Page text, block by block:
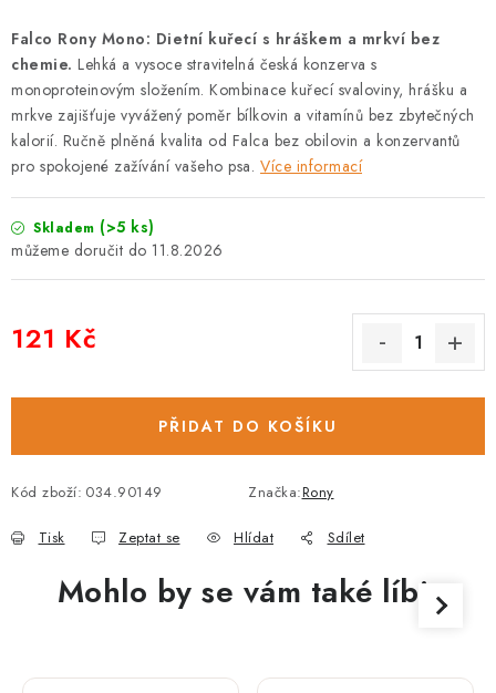
Podmínky ochrany osobních údajů
Zásady použivání souboru cookies
Hodnocení obchodu
FAQ
Falco Rony Mono: Dietní kuřecí s hráškem a mrkví bez
chemie. Lehká a vysoce stravitelná česká konzerva s
monoproteinovým složením. Kombinace kuřecí svaloviny, hrášku a
mrkve zajišťuje vyvážený poměr bílkovin a vitamínů bez zbytečných
kalorií. Ručně plněná kvalita od Falca bez obilovin a konzervantů
pro spokojené zažívání vašeho psa. Více informací
Skladem (>5 ks)
11.8.2026
121 Kč
PŘIDAT DO KOŠÍKU
Kód zboží: 034.90149 Značka:Rony
Tisk Zeptat se Hlídat Sdílet
Mohlo by se vám také líbit